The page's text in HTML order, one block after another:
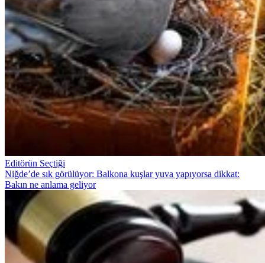
Editörün Seçtiği
Niğde’de sık görülüyor: Balkona kuşlar yuva yapıyorsa dikkat:
Bakın ne anlama geliyor